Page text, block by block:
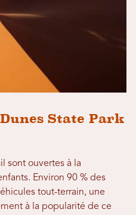
State Park
sont ouvertes à la
Environ 90 % des
tout-terrain, une
à la popularité de ce